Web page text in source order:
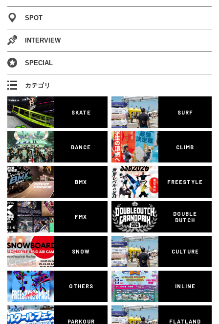
SPOT
INTERVIEW
SPECIAL
カテゴリ
SKATE SURF
DANCE CLIMB
BMX FREESTYLE
FMX
DOUBLE
DUTCH
SNOW CULTURE
OTHERS INLINE
PARKOUR FLATLAND